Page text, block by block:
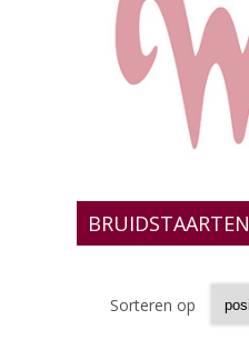
BRUIDSTAARTEN
Sorteren op